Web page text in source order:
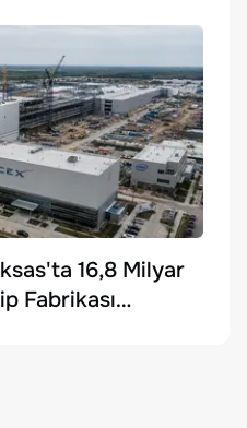
16,8 Milyar
Fabrikası